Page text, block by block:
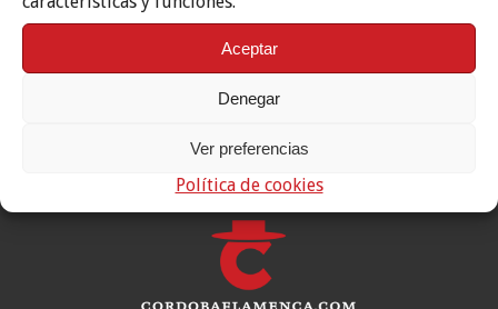
Aceptar
Denegar
Ver preferencias
Política de cookies